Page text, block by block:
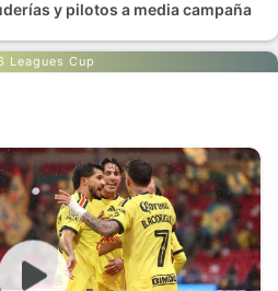
y pilotos a media campaña
Leagues Cup